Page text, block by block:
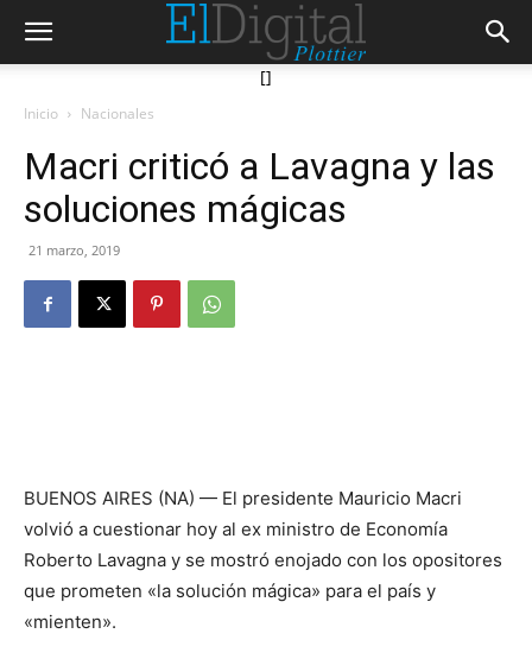
[]
Inicio Nacionales
Macri criticó a Lavagna y las
soluciones mágicas
21 marzo, 2019
BUENOS AIRES (NA) — El presidente Mauricio Macri
volvió a cuestionar hoy al ex ministro de Economía
Roberto Lavagna y se mostró enojado con los opositores
que prometen «la solución mágica» para el país y
«mienten».